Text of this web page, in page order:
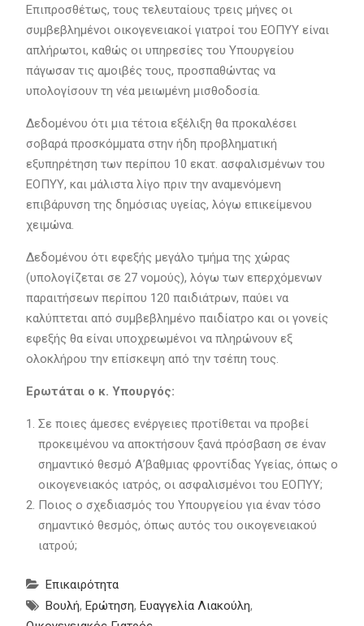
Επιπροσθέτως, τους τελευταίους τρεις μήνες οι
συμβεβλημένοι οικογενειακοί γιατροί του ΕΟΠΥΥ είναι
απλήρωτοι, καθώς οι υπηρεσίες του Υπουργείου
πάγωσαν τις αμοιβές τους, προσπαθώντας να
υπολογίσουν τη νέα μειωμένη μισθοδοσία.
Δεδομένου ότι μια τέτοια εξέλιξη θα προκαλέσει
σοβαρά προσκόμματα στην ήδη προβληματική
εξυπηρέτηση των περίπου 10 εκατ. ασφαλισμένων του
ΕΟΠΥΥ, και μάλιστα λίγο πριν την αναμενόμενη
επιβάρυνση της δημόσιας υγείας, λόγω επικείμενου
χειμώνα.
Δεδομένου ότι εφεξής μεγάλο τμήμα της χώρας
(υπολογίζεται σε 27 νομούς), λόγω των επερχόμενων
παραιτήσεων περίπου 120 παιδιάτρων, παύει να
καλύπτεται από συμβεβλημένο παιδίατρο και οι γονείς
εφεξής θα είναι υποχρεωμένοι να πληρώνουν εξ
ολοκλήρου την επίσκεψη από την τσέπη τους.
Ερωτάται ο κ. Υπουργός:
Σε ποιες άμεσες ενέργειες προτίθεται να προβεί
προκειμένου να αποκτήσουν ξανά πρόσβαση σε έναν
σημαντικό θεσμό Α’βαθμιας φροντίδας Υγείας, όπως ο
οικογενειακός ιατρός, οι ασφαλισμένοι του ΕΟΠΥΥ;
Ποιος ο σχεδιασμός του Υπουργείου για έναν τόσο
σημαντικό θεσμός, όπως αυτός του οικογενειακού
ιατρού;
Επικαιρότητα
Βουλή, Ερώτηση, Ευαγγελία Λιακούλη,